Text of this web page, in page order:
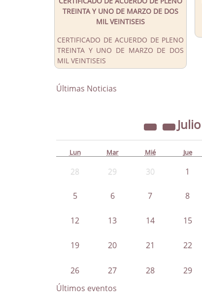
TREINTA Y UNO DE MARZO DE DOS
MIL VEINTISEIS
CERTIFICADO DE ACUERDO DE PLENO
TREINTA Y UNO DE MARZO DE DOS
MIL VEINTISEIS
Últimas Noticias
Julio
Lun Mar Mié Jue
28 29 30 1
5 6 7 8
12 13 14 15
19 20 21 22
26 27 28 29
Últimos eventos